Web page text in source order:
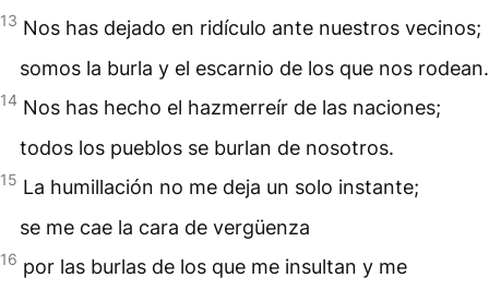
13 Nos has dejado en ridículo ante nuestros vecinos;
somos la burla y el escarnio de los que nos rodean.
14 Nos has hecho el hazmerreír de las naciones;
todos los pueblos se burlan de nosotros.
15 La humillación no me deja un solo instante;
se me cae la cara de vergüenza
16 por las burlas de los que me insultan y me